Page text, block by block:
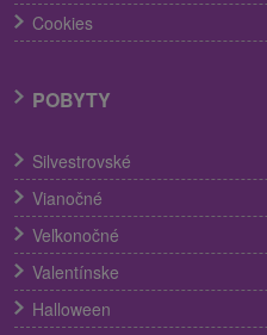
Cookies
POBYTY
Silvestrovské
Vianočné
Veľkonočné
Valentínske
Halloween